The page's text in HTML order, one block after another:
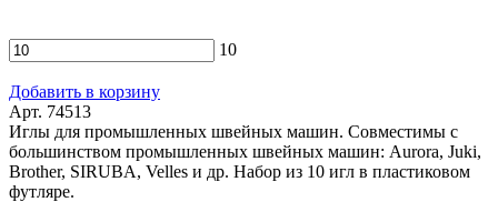
10
Добавить в корзину
Арт. 74513
Иглы для промышленных швейных машин. Совместимы с
большинством промышленных швейных машин: Aurora, Juki,
Brother, SIRUBA, Velles и др. Набор из 10 игл в пластиковом
футляре.